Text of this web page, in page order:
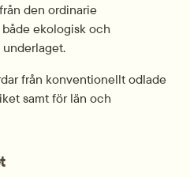
den ordinarie
ekologisk och
från konventionellt odlade
samt för län och